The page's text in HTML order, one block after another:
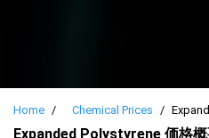
Home Chemical Prices
Expanded Polystyrene 価格